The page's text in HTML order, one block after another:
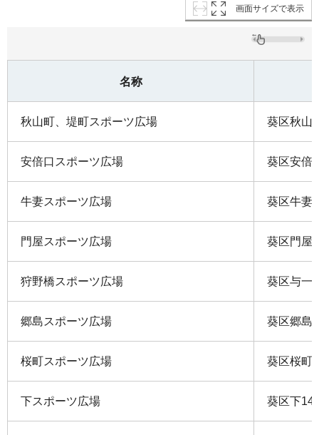
画面サイズで表示
名称
秋山町、堤町スポーツ広場 葵区秋山
安倍口スポーツ広場 葵区安倍
牛妻スポーツ広場 葵区牛妻
門屋スポーツ広場 葵区門屋
狩野橋スポーツ広場 葵区与一
郷島スポーツ広場 葵区郷島
桜町スポーツ広場 葵区桜町
下スポーツ広場 葵区下